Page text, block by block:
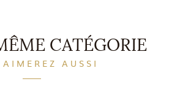
CATÉGORIE
AUSSI